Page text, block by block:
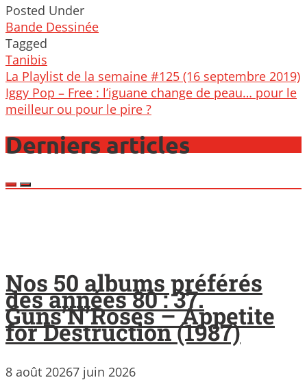
Posted Under
Bande Dessinée
Tagged
Tanibis
Post
navigation
La Playlist de la semaine #125 (16 septembre 2019)
Iggy Pop – Free : l’iguane change de peau… pour le
meilleur ou pour le pire ?
Derniers articles
Nos 50 albums préférés
des années 80 : 37.
Guns’N’Roses – Appetite
for Destruction (1987)
8 août 20267 juin 2026